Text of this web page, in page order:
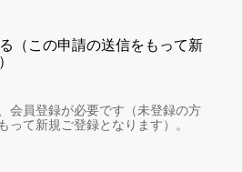
（この申請の送信をもって新
会員登録が必要です（未登録の方
って新規ご登録となります）。